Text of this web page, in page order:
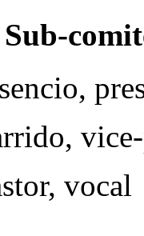
vocal